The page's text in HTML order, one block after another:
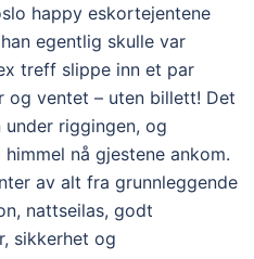
happy eskortejentene
egentlig skulle var
treff slippe inn et par
og ventet – uten billett! Det
riggingen, og
nå gjestene ankom.
av alt fra grunnleggende
nattseilas, godt
sikkerhet og